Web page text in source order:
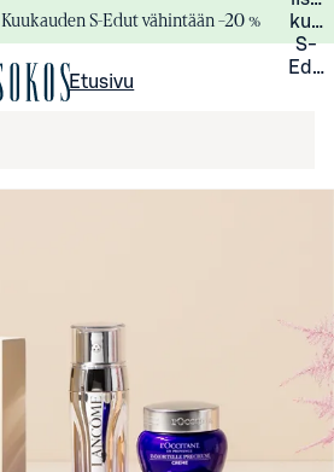
Kuukauden S-Edut vähintään –20 %
S-
Etusivu